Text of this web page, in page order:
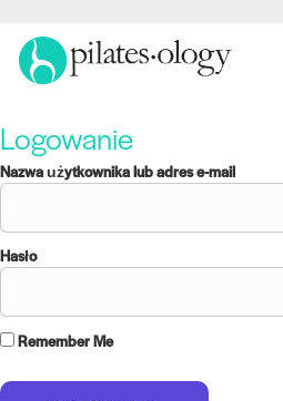
Logowanie
Nazwa użytkownika lub adres e-mail
Hasło
Remember Me